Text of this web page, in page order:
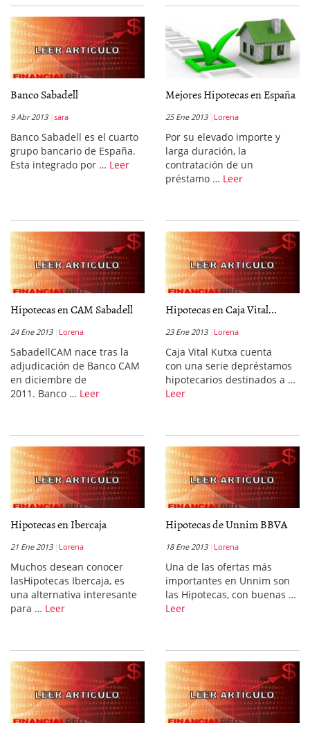
Banco Sabadell
9 Abr 2013 sara
Banco Sabadell es el cuarto
grupo bancario de España.
Esta integrado por … Leer
Mejores Hipotecas en España
25 Ene 2013 Lorena
Por su elevado importe y
larga duración, la
contratación de un
préstamo … Leer
Hipotecas en CAM Sabadell
24 Ene 2013 Lorena
SabadellCAM nace tras la
adjudicación de Banco CAM
en diciembre de
2011. Banco … Leer
Hipotecas en Caja Vital...
23 Ene 2013 Lorena
Caja Vital Kutxa cuenta
con una serie depréstamos
hipotecarios destinados a …
Leer
Hipotecas en Ibercaja
21 Ene 2013 Lorena
Muchos desean conocer
lasHipotecas Ibercaja, es
una alternativa interesante
para … Leer
Hipotecas de Unnim BBVA
18 Ene 2013 Lorena
Una de las ofertas más
importantes en Unnim son
las Hipotecas, con buenas …
Leer